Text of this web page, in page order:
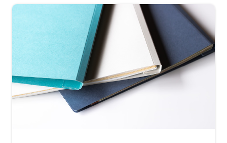
For
foreigners